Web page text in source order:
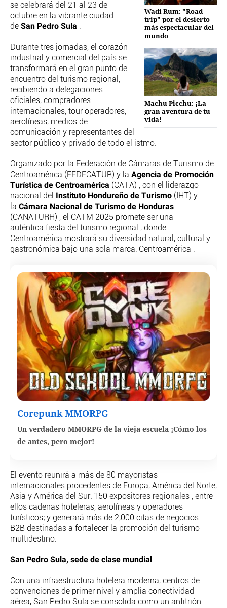
TEMAS
PERSONAJES
ORGANISMOS
LUGARES
AUTORES
HEMEROTECA
SERVICIOS
OFERTAS
CLUB PD
ENLACES
MEDIOS
EDICIONES
AMÉRICA
ESPAÑA
Wadi Rum: "Road
trip" por el desierto
más espectacular del
mundo
Machu Picchu: ¡La
gran aventura de tu
vida!
se celebrará del 21 al 23 de
octubre en la vibrante ciudad
de San Pedro Sula .
Durante tres jornadas, el corazón
industrial y comercial del país se
transformará en el gran punto de
encuentro del turismo regional,
recibiendo a delegaciones
oficiales, compradores
internacionales, tour operadores,
aerolíneas, medios de
comunicación y representantes del
sector público y privado de todo el istmo.
Organizado por la Federación de Cámaras de Turismo de
Centroamérica (FEDECATUR) y la Agencia de Promoción
Turística de Centroamérica (CATA) , con el liderazgo
nacional del
Instituto Hondureño de Turismo (IHT) y
la Cámara Nacional de Turismo de Honduras
(CANATURH) , el CATM 2025 promete ser una
auténtica fiesta del turismo regional , donde
Centroamérica mostrará su diversidad natural, cultural y
gastronómica bajo una sola marca: Centroamérica .
Corepunk MMORPG
Un verdadero MMORPG de la vieja escuela ¡Cómo los
de antes, pero mejor!
El evento reunirá a más de 80 mayoristas
internacionales procedentes de Europa, América del Norte,
Asia y América del Sur; 150 expositores regionales , entre
ellos cadenas hoteleras, aerolíneas y operadores
turísticos; y generará más de 2,000 citas de negocios
B2B destinadas a fortalecer la promoción del turismo
multidestino.
San Pedro Sula, sede de clase mundial
Con una infraestructura hotelera moderna, centros de
convenciones de primer nivel y amplia conectividad
aérea, San Pedro Sula se consolida como un anfitrión